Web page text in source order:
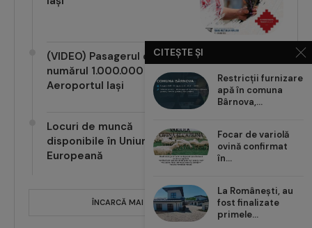
(VIDEO) Pasagerul cu
numărul 1.000.000 pe
Locuri de muncă
disponibile în Uniunea
ÎNCARCĂ MAI MULTE POSTĂRI
CITEȘTE ȘI
Restricții furnizare
apă în comuna
Bârnova,...
Focar de variolă
ovină confirmat
în...
La Românești, au
fost finalizate
primele...